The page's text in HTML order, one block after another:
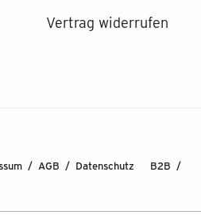
Vertrag widerrufen
AGB Datenschutz B2B